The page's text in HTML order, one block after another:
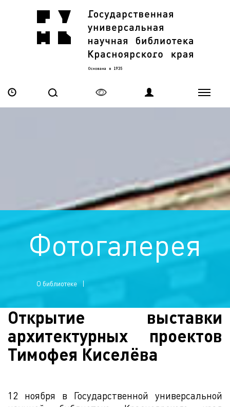
Фотогалерея
О библиотеке
Открытие выставки
архитектурных проектов
Тимофея Киселёва
12 ноября в Государственной универсальной